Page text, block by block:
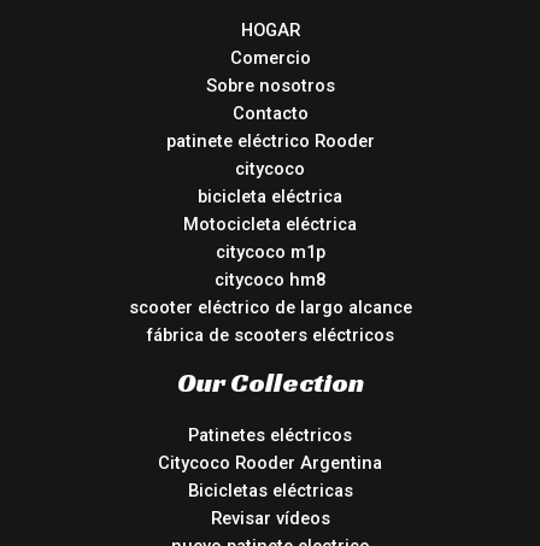
HOGAR
Comercio
Sobre nosotros
Contacto
patinete eléctrico Rooder
citycoco
bicicleta eléctrica
Motocicleta eléctrica
citycoco m1p
citycoco hm8
scooter eléctrico de largo alcance
fábrica de scooters eléctricos
Our Collection
Patinetes eléctricos
Citycoco Rooder Argentina
Bicicletas eléctricas
Revisar vídeos